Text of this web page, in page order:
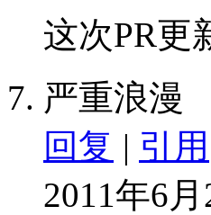
这次PR更
严重浪漫
回复 | 引用
2011年6